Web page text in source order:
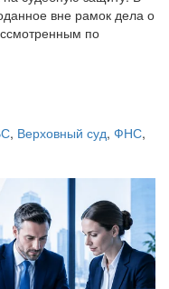
судебную защиту. В
вне рамок дела о
по